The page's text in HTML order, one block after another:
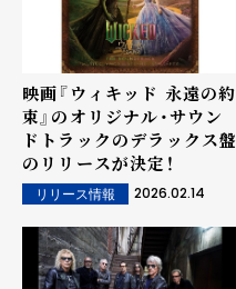
映画『ウィキッド 永遠の約
束』のオリジナル・サウン
ドトラックのデラックス盤
のリリースが決定！
リリース情報 2026.02.14